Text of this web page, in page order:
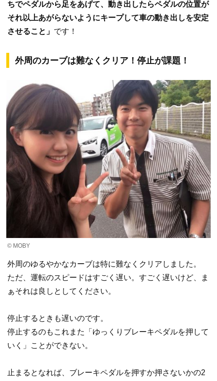
ちでペダルから足をあげて、動き出したらペダルの位置が
それ以上あがらないようにキープして車の動き出しを安定
させること」 です！
外周のカーブは難なくクリア！停止が課題！
© MOBY
外周のゆるやかなカーブは特に難なくクリアしました。
ただ、運転のスピードはすごく遅い。すごく遅いけど、ま
ぁそれは良しとしてください。
停止するときも遅いのです。
停止するのもこれまた「ゆっくりブレーキペダルを押して
いく」ことができない。
止まるとなれば、ブレーキペダルを押すか押さないかの2